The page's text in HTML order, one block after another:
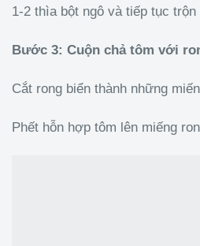
1-2 thìa bột ngô và tiếp tục trộn
Bước 3: Cuộn chả tôm với
Cắt rong biển thành những
Phết hỗn hợp tôm lên miếng